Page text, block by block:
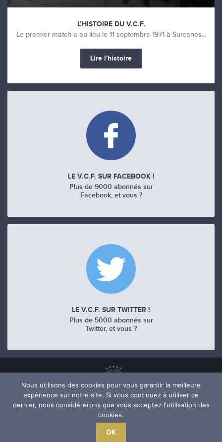
L’HISTOIRE DU V.C.F.
Le premier match a eu lieu le 11 septembre 1971 à Suresnes...
Lire l'histoire
LE V.C.F. SUR FACEBOOK !
Plus de 9000 abonnés sur
Facebook, et vous ?
LE V.C.F. SUR TWITTER !
Plus de 5000 abonnés sur
Twitter, et vous ?
Nous utilisons des cookies pour vous garantir la meilleure
expérience sur notre site. Si vous continuez à utiliser ce
dernier, nous considérerons que vous acceptez l'utilisation des
cookies.
OK